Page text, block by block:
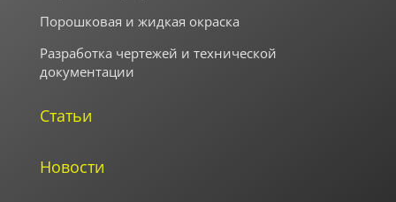
Порошковая и жидкая окраска
Разработка чертежей и технической
документации
Статьи
Новости